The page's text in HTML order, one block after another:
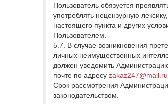
Пользователь обязуется
употреблять нецензурную
настоящего пункта и других
Пользователем.
5.7. В случае возникновения
личных неимущественных
должен уведомить
почте по адресу zakaz247@mail.ru.
Срок рассмотрения
законодательством.